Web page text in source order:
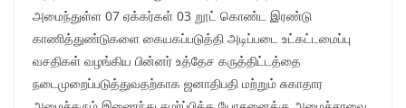
அமைந்துள்ள 07 ஏக்கர்கள் 03 றூட் கொண்ட இரண்டு
காணித்துண்டுகளை கையகப்படுத்தி அடிப்படை உட்கட்டமைப்பு
வசதிகள் வழங்கிய பின்னர் உத்தேச கருத்திட்டத்தை
நடைமுறைப்படுத்துவதற்காக ஜனாதிபதி மற்றும் சுகாதார